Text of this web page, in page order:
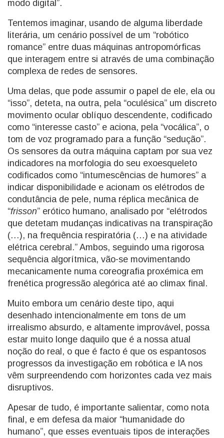
modo digital”.
Tentemos imaginar, usando de alguma liberdade
literária, um cenário possível de um “robótico
romance” entre duas máquinas antropomórficas
que interagem entre si através de uma combinação
complexa de redes de sensores.
Uma delas, que pode assumir o papel de ele, ela ou
“isso”, deteta, na outra, pela “oculésica” um discreto
movimento ocular oblíquo descendente, codificado
como “interesse casto” e aciona, pela “vocálica”, o
tom de voz programado para a função “sedução”.
Os sensores da outra máquina captam por sua vez
indicadores na morfologia do seu exoesqueleto
codificados como “intumescências de humores” a
indicar disponibilidade e acionam os elétrodos de
condutância de pele, numa réplica mecânica de
“frisson” erótico humano, analisado por “elétrodos
que detetam mudanças indicativas na transpiração
(…), na frequência respiratória (…) e na atividade
elétrica cerebral.” Ambos, seguindo uma rigorosa
sequência algorítmica, vão-se movimentando
mecanicamente numa coreografia proxémica em
frenética progressão alegórica até ao climax final.
Muito embora um cenário deste tipo, aqui
desenhado intencionalmente em tons de um
irrealismo absurdo, e altamente improvável, possa
estar muito longe daquilo que é a nossa atual
noção do real, o que é facto é que os espantosos
progressos da investigação em robótica e IA nos
vêm surpreendendo com horizontes cada vez mais
disruptivos.
Apesar de tudo, é importante salientar, como nota
final, e em defesa da maior “humanidade do
humano”, que esses eventuais tipos de interações